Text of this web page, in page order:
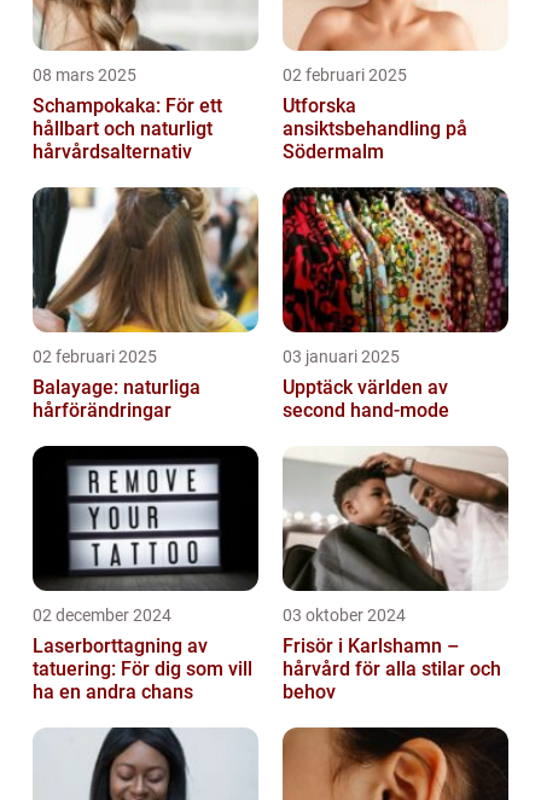
08 mars 2025
Schampokaka: För ett
hållbart och naturligt
hårvårdsalternativ
02 februari 2025
Utforska
ansiktsbehandling på
Södermalm
02 februari 2025
Balayage: naturliga
hårförändringar
03 januari 2025
Upptäck världen av
second hand-mode
02 december 2024
Laserborttagning av
tatuering: För dig som vill
ha en andra chans
03 oktober 2024
Frisör i Karlshamn –
hårvård för alla stilar och
behov